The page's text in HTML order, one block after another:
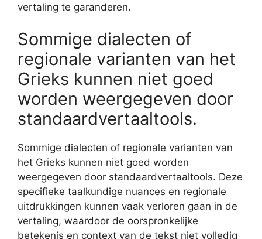
vertaling te garanderen.
Sommige dialecten of
regionale varianten van het
Grieks kunnen niet goed
worden weergegeven door
standaardvertaaltools.
Sommige dialecten of regionale varianten van
het Grieks kunnen niet goed worden
weergegeven door standaardvertaaltools. Deze
specifieke taalkundige nuances en regionale
uitdrukkingen kunnen vaak verloren gaan in de
vertaling, waardoor de oorspronkelijke
betekenis en context van de tekst niet volledig